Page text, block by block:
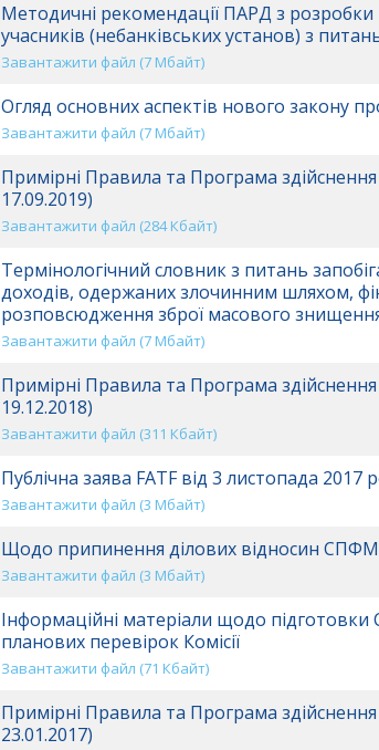
Методичні рекомендації ПАРД з
учасників (небанківських установ) з
Завантажити файл (7 Mбайт)
Огляд основних аспектів нового закону
Завантажити файл (7 Mбайт)
Примірні Правила та Програма
17.09.2019)
Завантажити файл (284 Кбайт)
Термінологічний словник з питань
доходів, одержаних злочинним шляхом,
розповсюдження зброї масового
Завантажити файл (7 Mбайт)
Примірні Правила та Програма
19.12.2018)
Завантажити файл (311 Кбайт)
Публічна заява FATF від 3 листопада 2017
Завантажити файл (3 Mбайт)
Щодо припинення ділових відносин СПФМ
Завантажити файл (3 Mбайт)
Інформаційні матеріали щодо
планових перевірок Комісії
Завантажити файл (71 Кбайт)
Примірні Правила та Програма
23.01.2017)